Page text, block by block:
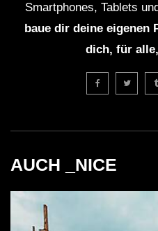
Smartphones, Tablets
baue dir deine
dich, für
AUCH _NICE